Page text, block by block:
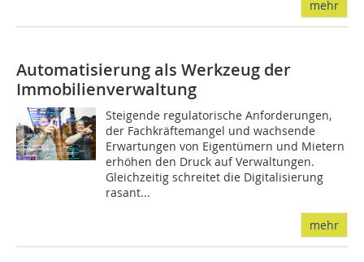
mehr
Automatisierung als Werkzeug der
Immobilienverwaltung
Steigende regulatorische Anforderungen,
der Fachkräftemangel und wachsende
Erwartungen von Eigentümern und Mietern
erhöhen den Druck auf Verwaltungen.
Gleichzeitig schreitet die Digitalisierung
rasant...
mehr